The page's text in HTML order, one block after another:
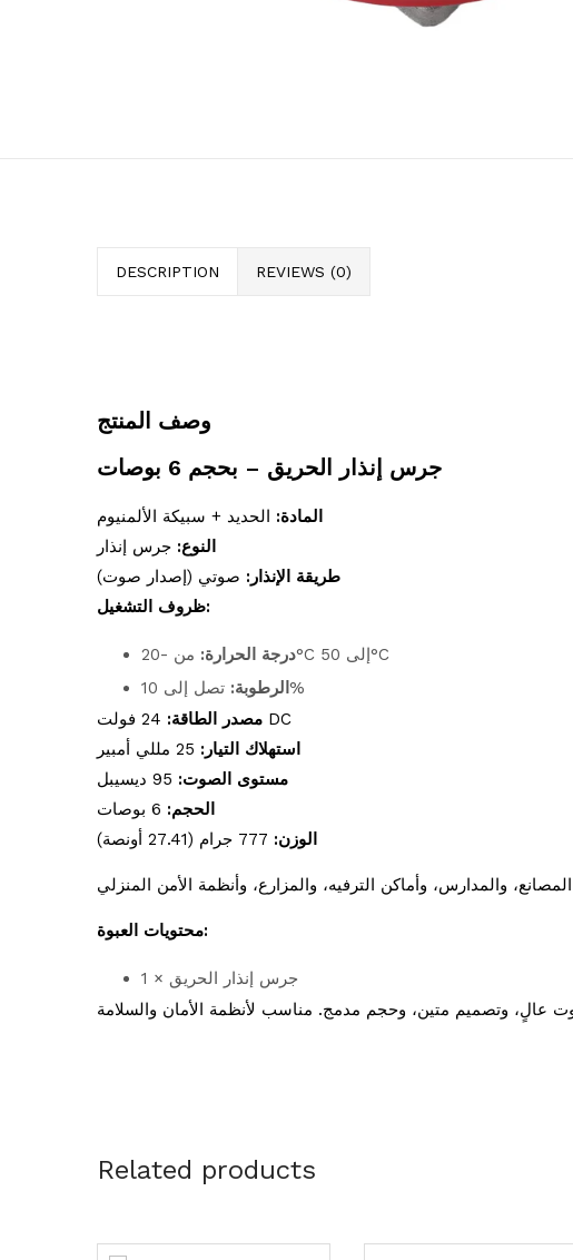
DESCRIPTION REVIEWS (0)
وصف المنتج
جرس إنذار الحريق – بحجم 6 بوصات
المادة: الحديد + سبيكة الألمنيوم
النوع: جرس إنذار
طريقة الإنذار: صوتي (إصدار صوت)
ظروف التشغيل:
درجة الحرارة:
من -20°C إلى 50°C
الرطوبة: تصل إلى 10%
مصدر الطاقة: 24 فولت DC
استهلاك التيار:
مستوى الصوت:
الحجم:
الوزن:
محتويات العبوة:
1 × جرس إنذار الحريق
Related products